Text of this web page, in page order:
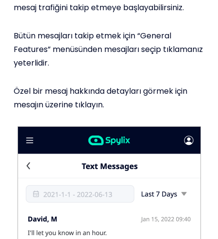
mesaj trafiğini takip etmeye başlayabilirsiniz.
Bütün mesajları takip etmek için “General
Features” menüsünden mesajları seçip tıklamanız
yeterlidir.
Özel bir mesaj hakkında detayları görmek için
mesajın üzerine tıklayın.